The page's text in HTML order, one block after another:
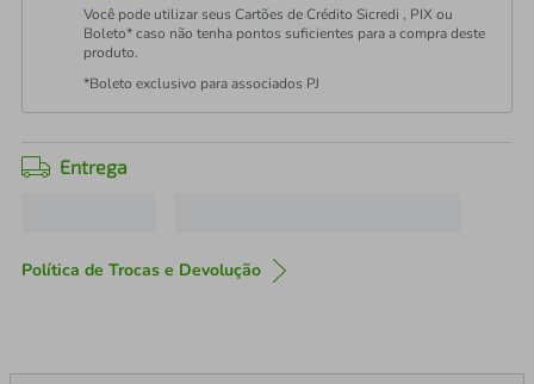
Você pode utilizar seus Cartões de Crédito Sicredi , PIX ou
Boleto* caso não tenha pontos suficientes para a compra deste
produto.
*Boleto exclusivo para associados PJ
Entrega
Política de Trocas e Devolução